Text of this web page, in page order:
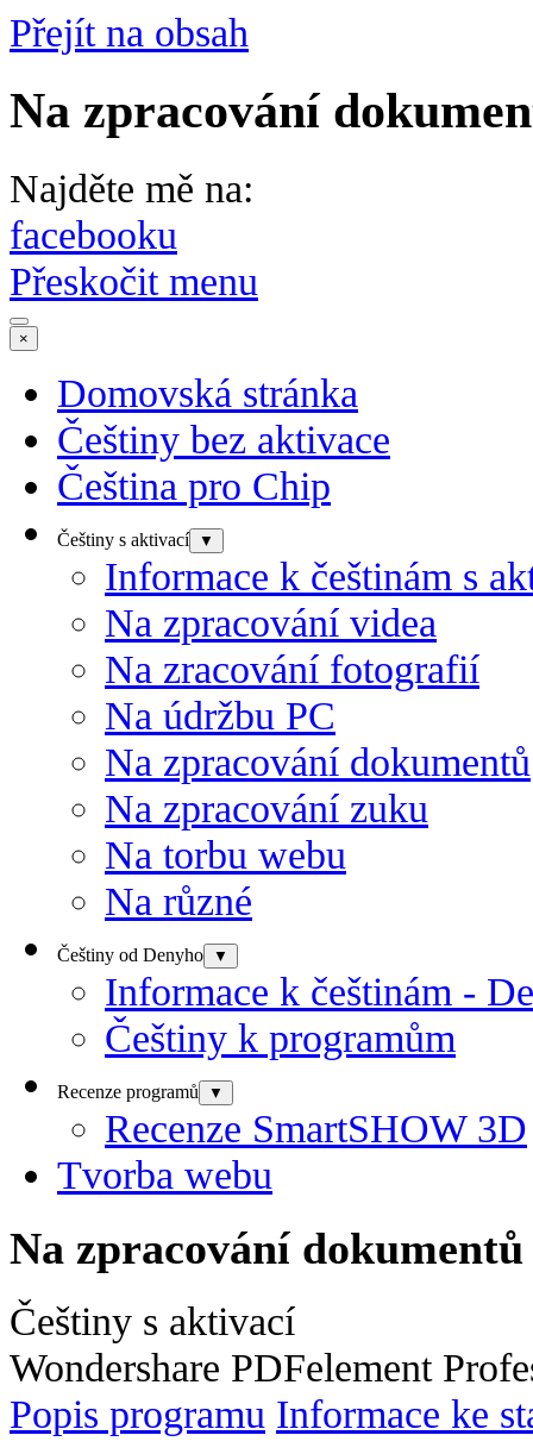
Přejít na obsah
Na zpracování
Najděte mě na:
facebooku
Přeskočit menu
×
Domovská stránka
Češtiny bez aktivace
Čeština pro Chip
Češtiny s aktivací ▼
Informace k češtinám s
Na zpracování videa
Na zracování fotografií
Na údržbu PC
Na zpracování dokumentů
Na zpracování zuku
Na torbu webu
Na různé
Češtiny od Denyho ▼
Informace k češtinám -
Češtiny k programům
Recenze programů ▼
Recenze SmartSHOW 3D
Tvorba webu
Na zpracování dokumentů
Češtiny s aktivací
Wondershare PDFelement
Popis programu Informace ke